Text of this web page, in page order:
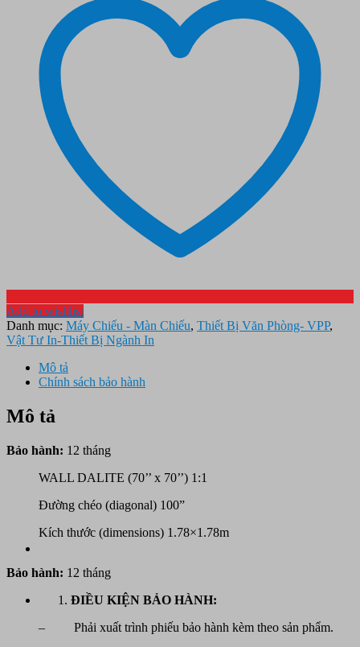
Add to wishlist
Danh mục: Máy Chiếu - Màn Chiếu, Thiết Bị Văn Phòng- VPP,
Vật Tư In-Thiết Bị Ngành In
Mô tả
Chính sách bảo hành
Mô tả
Bảo hành: 12 tháng
WALL DALITE (70’’ x 70’’) 1:1
Đường chéo (diagonal) 100”
Kích thước (dimensions) 1.78×1.78m
Bảo hành: 12 tháng
ĐIỀU KIỆN BẢO HÀNH:
– Phải xuất trình phiếu bảo hành kèm theo sản phẩm.